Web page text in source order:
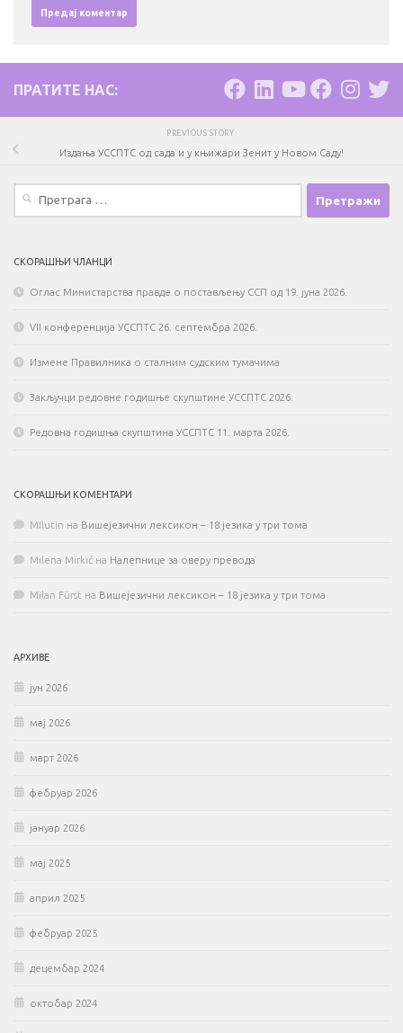
ПРАТИТЕ НАС:
PREVIOUS STORY
Издања УССПТС од сада и у књижари Зенит у Новом Саду!
СКОРАШЊИ ЧЛАНЦИ
Оглас Министарства правде о постављењу ССП од 19. јуна 2026.
VII конференција УССПТС 26. септембра 2026.
Измене Правилника о сталним судским тумачима
Закључци редовне годишње скупштине УССПТС 2026.
Редовна годишња скупштина УССПТС 11. марта 2026.
СКОРАШЊИ КОМЕНТАРИ
MIlutin на Вишејезични лексикон – 18 језика у три тома
Milena Mirkić на Налепнице за оверу превода
Milan Fürst на Вишејезични лексикон – 18 језика у три тома
АРХИВЕ
јун 2026
мај 2026
март 2026
фебруар 2026
јануар 2026
мај 2025
април 2025
фебруар 2025
децембар 2024
октобар 2024